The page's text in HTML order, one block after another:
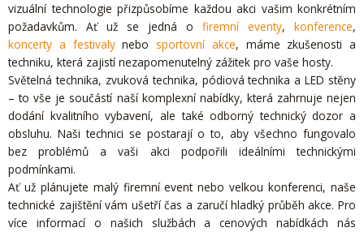
vizuální technologie přizpůsobíme každou akci vašim konkrétním
požadavkům. Ať už se jedná o firemní eventy, konference,
koncerty a festivalynebo sportovní akce, máme zkušenosti a
techniku, která zajistí nezapomenutelný zážitek pro vaše hosty.
Světelná technika, zvuková technika, pódiová technika a LED stěny
– to vše je součástí naší komplexní nabídky, která zahrnuje nejen
dodání kvalitního vybavení, ale také odborný technický dozor a
obsluhu. Naši technici se postarají o to, aby všechno fungovalo
bez problémů a vaši akci podpořili ideálními technickými
podmínkami.
Ať už plánujete malý firemní event nebo velkou konferenci, naše
technické zajištění vám ušetří čas a zaručí hladký průběh akce. Pro
více informací o našich službách a cenových nabídkách nás